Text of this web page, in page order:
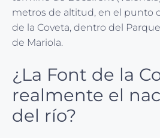
metros de altitud, en el punto
de la Coveta, dentro del
de Mariola.
¿La Font de la
realmente el
del río?